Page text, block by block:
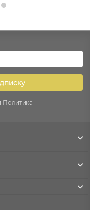
Политика